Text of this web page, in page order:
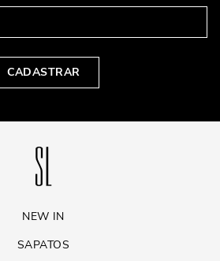
CADASTRAR
NEW IN
SAPATOS